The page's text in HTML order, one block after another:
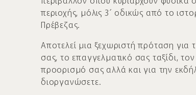
περιοχής, μόλις 3΄ οδικώς από το
Πρέβεζας.
Αποτελεί μια ξεχωριστή πρόταση για
σας, το επαγγελματικό σας ταξίδι,
προορισμό σας αλλά και για την
διοργανώσετε.